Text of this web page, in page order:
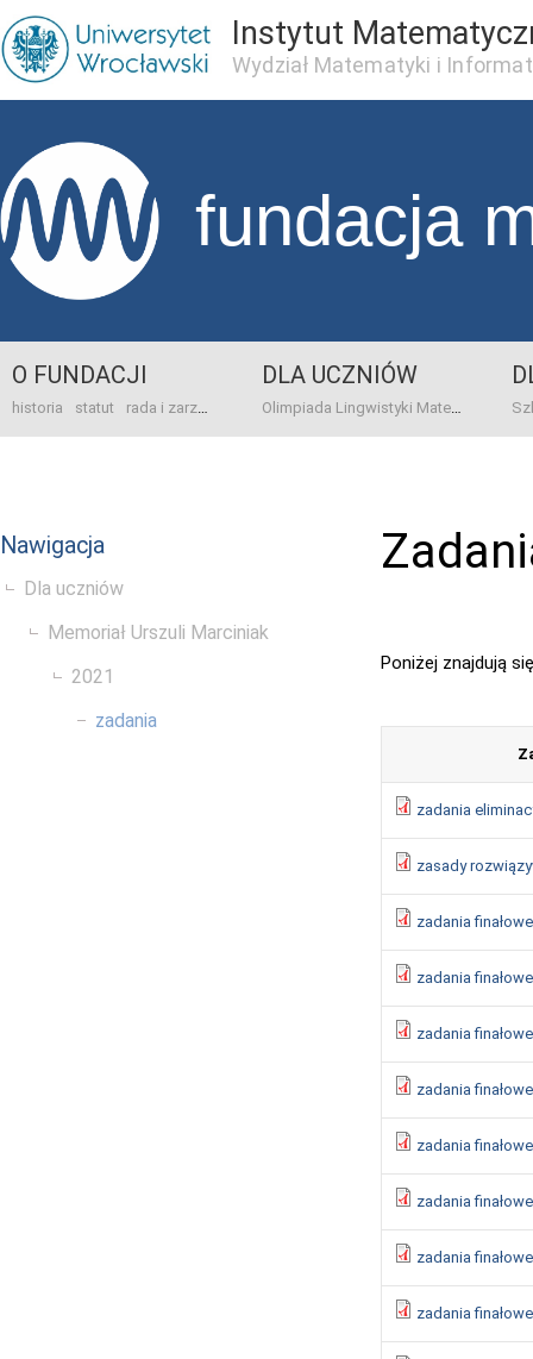
Instytut
Wydział Matematyki i
fundacja
O FUNDACJI
historia statut rada i zarząd dane bankowo-adresowe kontakt
DLA UCZNIÓW
Olimpiada Lingwistyki Matematycznej
Nawigacja
Dla uczniów
Memoriał Urszuli Marciniak
2021
zadania
Poniżej znajdują
zadania
zasady
zadania
zadania
zadania
zadania
zadania
zadania
zadania
zadania